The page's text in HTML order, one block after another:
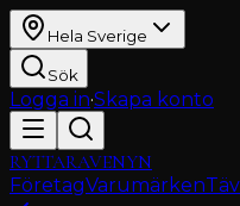
Hela Sverige
Sök
Logga in·Skapa konto
RYTTARAVENYN
FöretagVarumärken